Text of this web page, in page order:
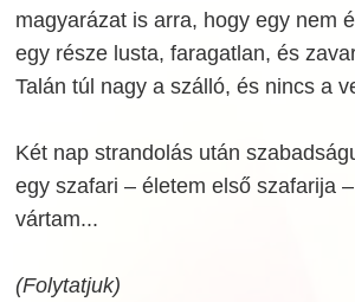
magyarázat is arra, hogy egy nem
egy része lusta, faragatlan, és
Talán túl nagy a szálló, és nincs a
Két nap strandolás után
egy szafari – életem első szafarija
vártam...
(Folytatjuk)